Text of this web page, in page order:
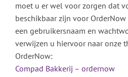
moet u er wel voor zorgen dat
beschikbaar zijn voor
een gebruikersnaam en
verwijzen u hiervoor naar onze
OrderNow:
Compad Bakkerij – ordernow